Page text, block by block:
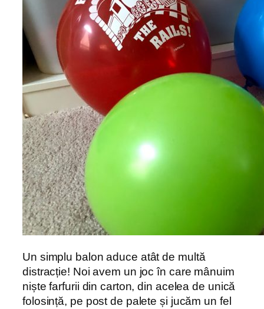
Un simplu balon aduce atât de multă
distracție! Noi avem un joc în care mânuim
niște farfurii din carton, din acelea de unică
folosință, pe post de palete și jucăm un fel